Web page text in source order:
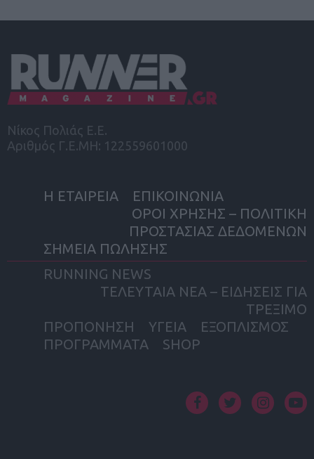
Νίκος Πολιάς Ε.Ε.
Αριθμός Γ.Ε.ΜΗ: 122559601000
Η ΕΤΑΙΡΕΙΑ
ΕΠΙΚΟΙΝΩΝΙΑ
ΟΡΟΙ ΧΡΗΣΗΣ – ΠΟΛΙΤΙΚΗ
ΠΡΟΣΤΑΣΙΑΣ ΔΕΔΟΜΕΝΩΝ
ΣΗΜΕΙΑ ΠΩΛΗΣΗΣ
RUNNING NEWS
ΤΕΛΕΥΤΑΙΑ ΝΕΑ – ΕΙΔΗΣΕΙΣ ΓΙΑ
ΤΡΕΞΙΜΟ
ΠΡΟΠΟΝΗΣΗ
ΥΓΕΙΑ
ΕΞΟΠΛΙΣΜΟΣ
ΠΡΟΓΡΑΜΜΑΤΑ
SHOP